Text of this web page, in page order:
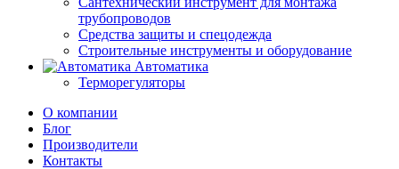
трубопроводов
Средства защиты и спецодежда
Строительные инструменты и оборудование
Автоматика
Терморегуляторы
О компании
Блог
Производители
Контакты